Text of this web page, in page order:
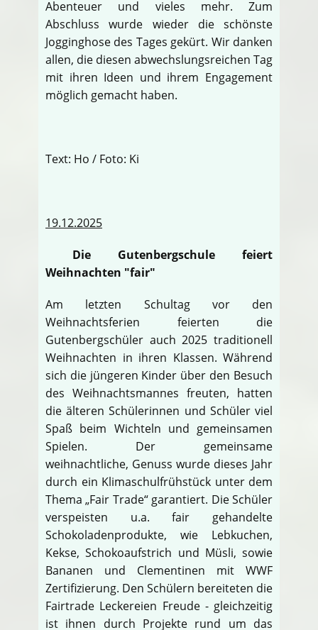
Abenteuer und vieles mehr. Zum
Abschluss wurde wieder die schönste
Jogginghose des Tages gekürt. Wir danken
allen, die diesen abwechslungsreichen Tag
mit ihren Ideen und ihrem Engagement
möglich gemacht haben.
Text: Ho / Foto: Ki
19.12.2025
Die Gutenbergschule feiert
Weihnachten "fair"
Am letzten Schultag vor den
Weihnachtsferien feierten die
Gutenbergschüler auch 2025 traditionell
Weihnachten in ihren Klassen. Während
sich die jüngeren Kinder über den Besuch
des Weihnachtsmannes freuten, hatten
die älteren Schülerinnen und Schüler viel
Spaß beim Wichteln und gemeinsamen
Spielen. Der gemeinsame
weihnachtliche, Genuss wurde dieses Jahr
durch ein Klimaschulfrühstück unter dem
Thema „Fair Trade“ garantiert. Die Schüler
verspeisten u.a. fair gehandelte
Schokoladenprodukte, wie Lebkuchen,
Kekse, Schokoaufstrich und Müsli, sowie
Bananen und Clementinen mit WWF
Zertifizierung. Den Schülern bereiteten die
Fairtrade Leckereien Freude - gleichzeitig
ist ihnen durch Projekte rund um das